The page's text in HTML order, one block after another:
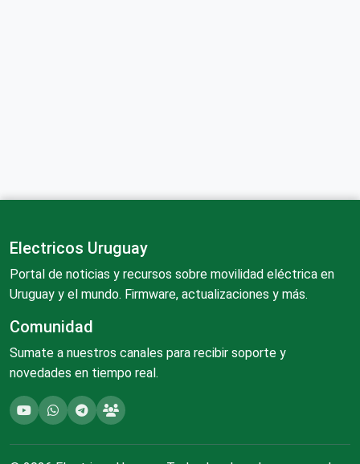
Electricos Uruguay
Portal de noticias y recursos sobre movilidad eléctrica en
Uruguay y el mundo. Firmware, actualizaciones y más.
Comunidad
Sumate a nuestros canales para recibir soporte y
novedades en tiempo real.